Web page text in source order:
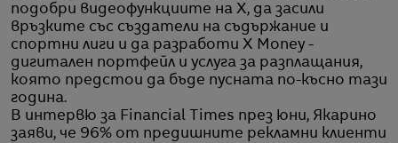
подобри видеофункциите на X, да засили
връзките със създатели на съдържание и
спортни лиги и да разработи X Money -
дигитален портфейл и услуга за разплащания,
която предстои да бъде пусната по-късно тази
година.
В интервю за Financial Times през юни, Якарино
заяви, че 96% от предишните рекламни клиенти